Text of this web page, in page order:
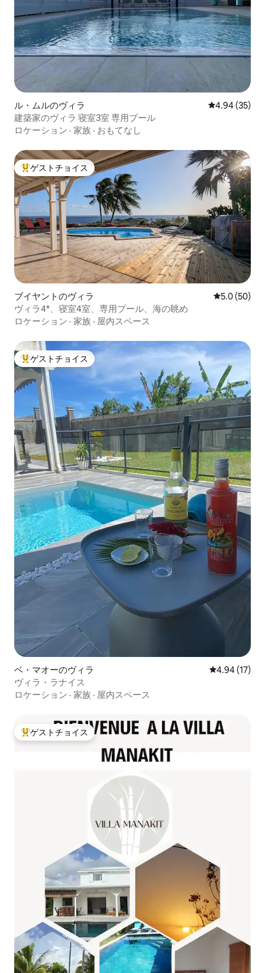
ル・ムルのヴィラ レビュー35
4.94 (35)
建築家のヴィラ 寝室3室 専用プール
ロケーション · 家族 · おもてなし
大好評のゲストチョイスです。
ゲストチョイス
ブイヤントのヴィラ レビュー50
5.0 (50)
ヴィラ4*、寝室4室、専用プール、海の眺め
ロケーション · 家族 · 屋内スペース
大好評のゲストチョイスです。
ゲストチョイス
ベ・マオーのヴィラ レビュー17
4.94 (17)
ヴィラ・ラナイス
ロケーション · 家族 · 屋内スペース
大好評のゲストチョイスです。
ゲストチョイス